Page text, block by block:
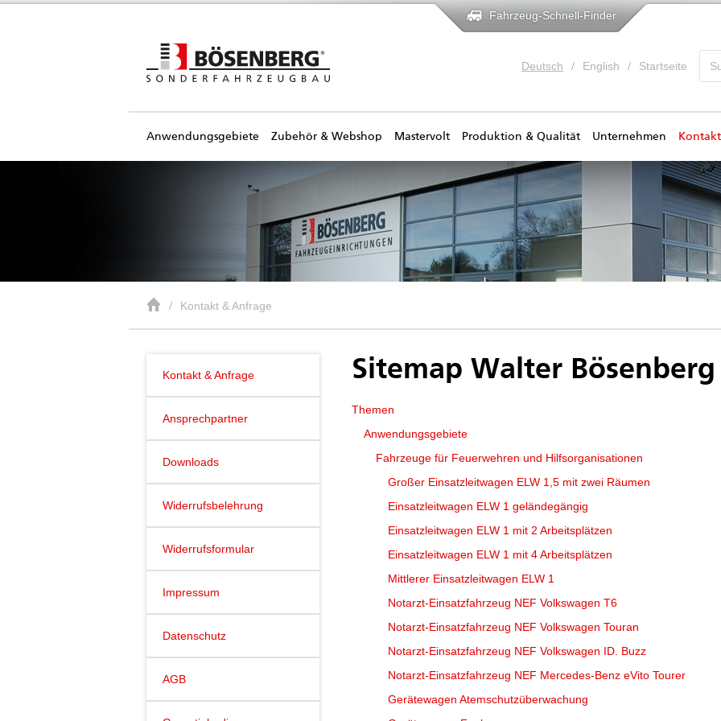
Fahrzeug-Schnell-Finder
Deutsch English Startseite
Anwendungsgebiete Zubehör & Webshop Mastervolt Produktion & Qualität Unternehmen
Kontakt & Anfrage
Kontakt & Anfrage
Ansprechpartner
Downloads
Widerrufsbelehrung
Widerrufsformular
Impressum
Datenschutz
AGB
Sitemap Walter Bösenberg
Themen
Anwendungsgebiete
Fahrzeuge für Feuerwehren und Hilfsorganisationen
Großer Einsatzleitwagen ELW 1,5 mit zwei Räumen
Einsatzleitwagen ELW 1 geländegängig
Einsatzleitwagen ELW 1 mit 2 Arbeitsplätzen
Einsatzleitwagen ELW 1 mit 4 Arbeitsplätzen
Mittlerer Einsatzleitwagen ELW 1
Notarzt-Einsatzfahrzeug NEF Volkswagen T6
Notarzt-Einsatzfahrzeug NEF Volkswagen Touran
Notarzt-Einsatzfahrzeug NEF Volkswagen ID. Buzz
Notarzt-Einsatzfahrzeug NEF Mercedes-Benz eVito Tourer
Gerätewagen Atemschutzüberwachung